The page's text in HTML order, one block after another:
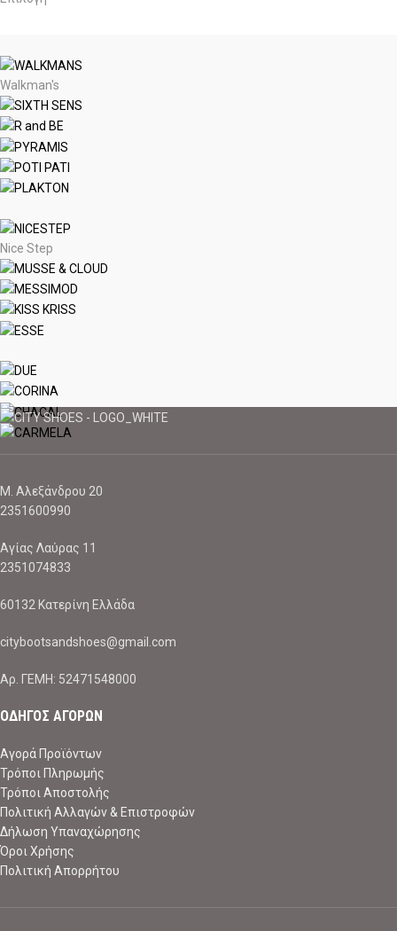
Walkman's
Nice Step
Μ. Αλεξάνδρου 20
2351600990
Αγίας Λαύρας 11
2351074833
60132 Κατερίνη Ελλάδα
citybootsandshoes@gmail.com
Aρ. ΓΕΜΗ: 52471548000
ΟΔΗΓΟΣ ΑΓΟΡΩΝ
Αγορά Προϊόντων
Τρόποι Πληρωμής
Τρόποι Αποστολής
Πολιτική Αλλαγών & Επιστροφών
Δήλωση Υπαναχώρησης
Όροι Χρήσης
Πολιτική Απορρήτου